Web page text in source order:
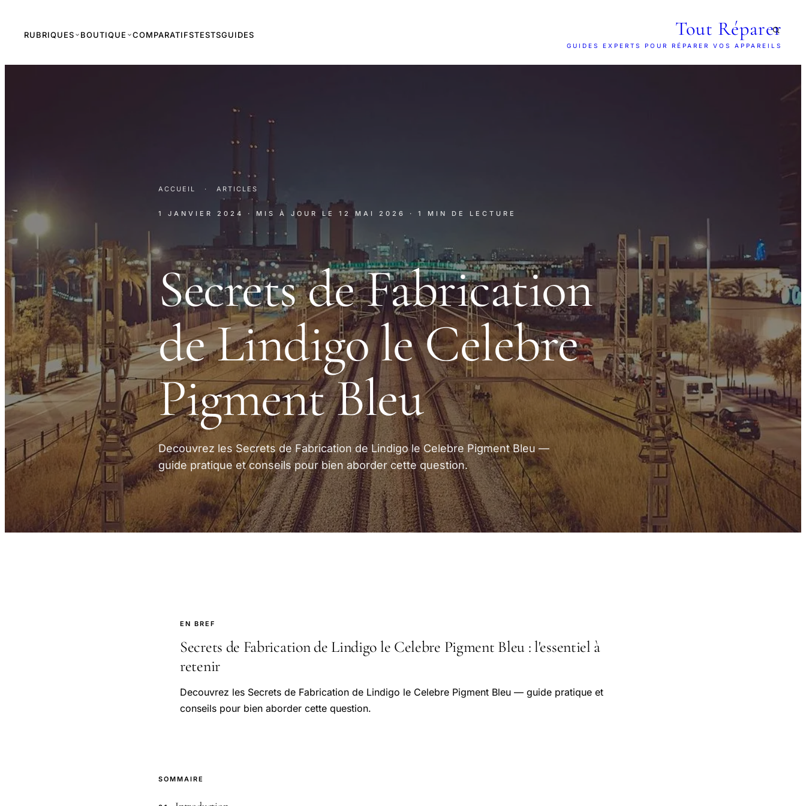
RUBRIQUES BOUTIQUE COMPARATIFSTESTSGUIDES Tout Réparer
GUIDES EXPERTS POUR RÉPARER VOS APPAREILS
ACCUEIL · ARTICLES
1 JANVIER 2024 · MIS À JOUR LE 12 MAI 2026 · 1 MIN DE LECTURE
Secrets de Fabrication
de Lindigo le Celebre
Pigment Bleu
Decouvrez les Secrets de Fabrication de Lindigo le Celebre Pigment Bleu —
guide pratique et conseils pour bien aborder cette question.
EN BREF
Secrets de Fabrication de Lindigo le Celebre Pigment Bleu : l'essentiel à
retenir
Decouvrez les Secrets de Fabrication de Lindigo le Celebre Pigment Bleu — guide pratique et
conseils pour bien aborder cette question.
SOMMAIRE